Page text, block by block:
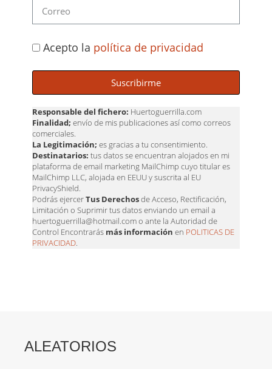
Acepto la política de privacidad
Suscribirme
Responsable del fichero: Huertoguerrilla.com
Finalidad; envío de mis publicaciones así como correos
comerciales.
La Legitimación; es gracias a tu consentimiento.
Destinatarios: tus datos se encuentran alojados en mi
plataforma de email marketing MailChimp cuyo titular es
MailChimp LLC, alojada en EEUU y suscrita al EU
PrivacyShield.
Podrás ejercerTus Derechosde Acceso, Rectificación,
Limitación o Suprimir tus datos enviando un email a
huertoguerrilla@hotmail.com o ante la Autoridad de
Control Encontrarás más información en POLITICAS DE
PRIVACIDAD.
ALEATORIOS